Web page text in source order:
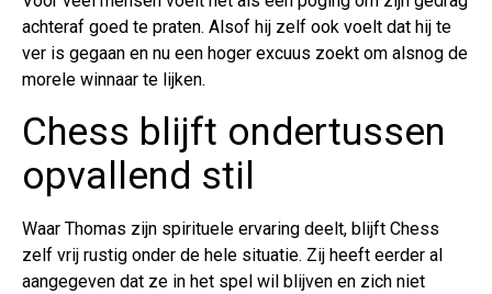
achteraf goed te praten. Alsof hij zelf ook voelt dat hij te
ver is gegaan en nu een hoger excuus zoekt om alsnog de
morele winnaar te lijken.
Chess blijft ondertussen
opvallend stil
Waar Thomas zijn spirituele ervaring deelt, blijft Chess
zelf vrij rustig onder de hele situatie. Zij heeft eerder al
aangegeven dat ze in het spel wil blijven en zich niet